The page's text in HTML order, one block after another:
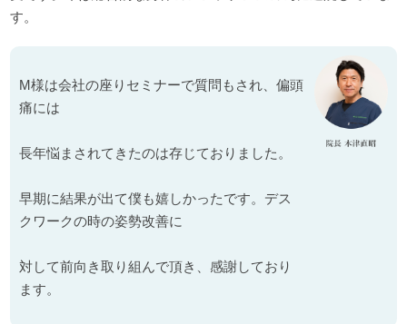
す。
M様は会社の座りセミナーで質問もされ、偏頭
痛には
長年悩まされてきたのは存じておりました。
早期に結果が出て僕も嬉しかったです。デス
クワークの時の姿勢改善に
対して前向き取り組んで頂き、感謝しており
ます。